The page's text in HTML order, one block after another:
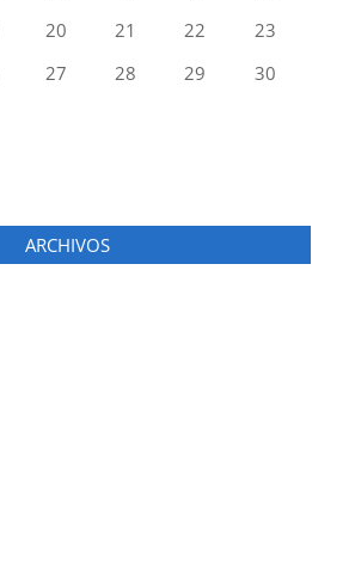
20 21 22
23
27 28 29
30
ARCHIVOS